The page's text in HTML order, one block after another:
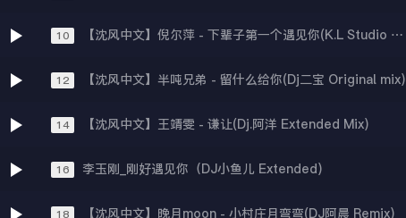
10 【沈风中文】倪尔萍 - 下辈子第一个遇见你(K.L Studio DJ凯利 Original Mix)
12 【沈风中文】半吨兄弟 - 留什么给你(Dj二宝 Original mix)
14 【沈风中文】王靖雯 - 谦让(Dj.阿洋 Extended Mix)
16 李玉刚_刚好遇见你（DJ小鱼儿 Extended)
18 【沈风中文】晚月moon - 小村庄月弯弯(DJ阿晨 Remix)